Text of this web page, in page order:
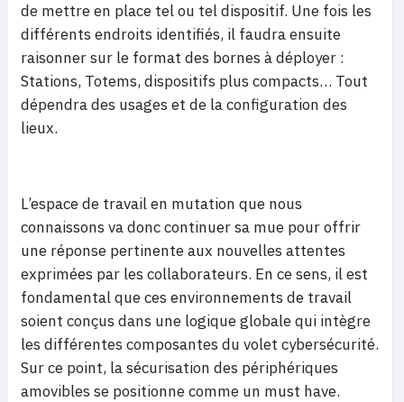
de mettre en place tel ou tel dispositif. Une fois les
différents endroits identifiés, il faudra ensuite
raisonner sur le format des bornes à déployer :
Stations, Totems, dispositifs plus compacts… Tout
dépendra des usages et de la configuration des
lieux.
L’espace de travail en mutation que nous
connaissons va donc continuer sa mue pour offrir
une réponse pertinente aux nouvelles attentes
exprimées par les collaborateurs. En ce sens, il est
fondamental que ces environnements de travail
soient conçus dans une logique globale qui intègre
les différentes composantes du volet cybersécurité.
Sur ce point, la sécurisation des périphériques
amovibles se positionne comme un must have.